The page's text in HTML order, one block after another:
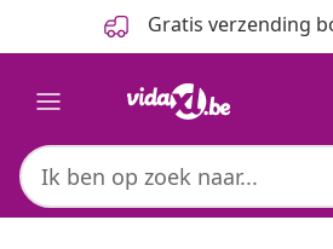
Gratis verzending